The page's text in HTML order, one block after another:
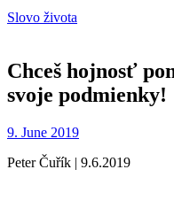
Slovo života
Chceš hojnosť
svoje podmienky!
9. June 2019
Peter Čuřík | 9.6.2019